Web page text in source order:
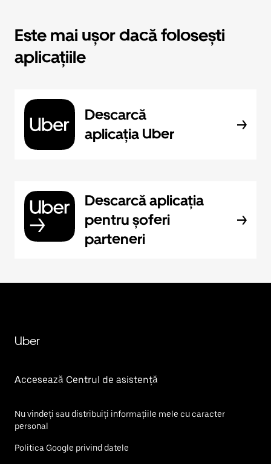
Este mai ușor dacă folosești
aplicațiile
Descarcă
aplicația Uber
Descarcă aplicația
pentru șoferi
parteneri
Uber
Accesează Centrul de asistență
Nu vindeți sau distribuiți informațiile mele cu caracter
personal
Politica Google privind datele